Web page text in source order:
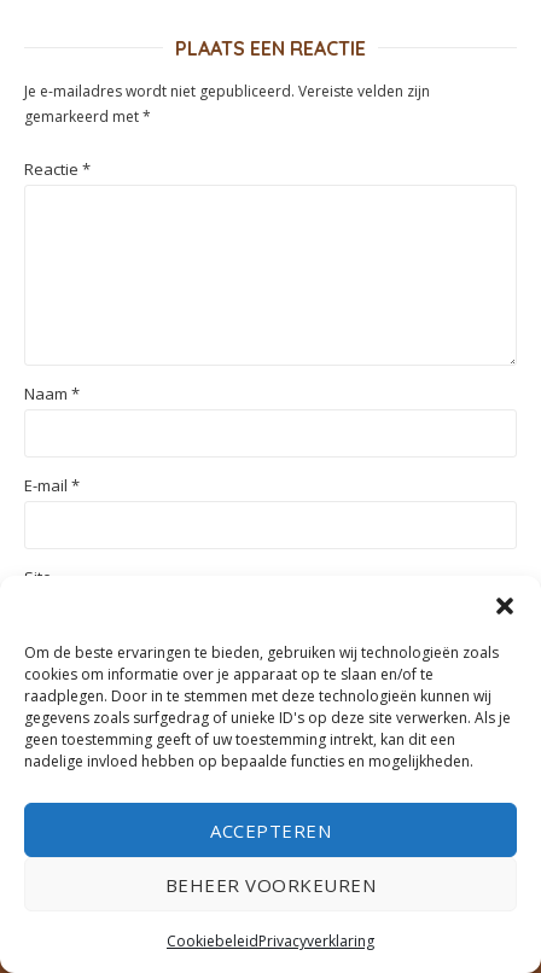
Om de beste ervaringen te bieden, gebruiken wij technologieën zoals
cookies om informatie over je apparaat op te slaan en/of te
raadplegen. Door in te stemmen met deze technologieën kunnen wij
gegevens zoals surfgedrag of unieke ID's op deze site verwerken. Als je
geen toestemming geeft of uw toestemming intrekt, kan dit een
nadelige invloed hebben op bepaalde functies en mogelijkheden.
ACCEPTEREN
BEHEER VOORKEUREN
CookiebeleidPrivacyverklaring
PLAATS EEN REACTIE
Je e-mailadres wordt niet gepubliceerd. Vereiste velden zijn
gemarkeerd met*
Reactie *
Naam *
E-mail *
Site
CONTACT
GRENSPALEN
TRAGE TOCHTEN IN LIMBURG